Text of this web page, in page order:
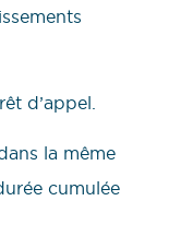
d’appel.
la même
cumulée